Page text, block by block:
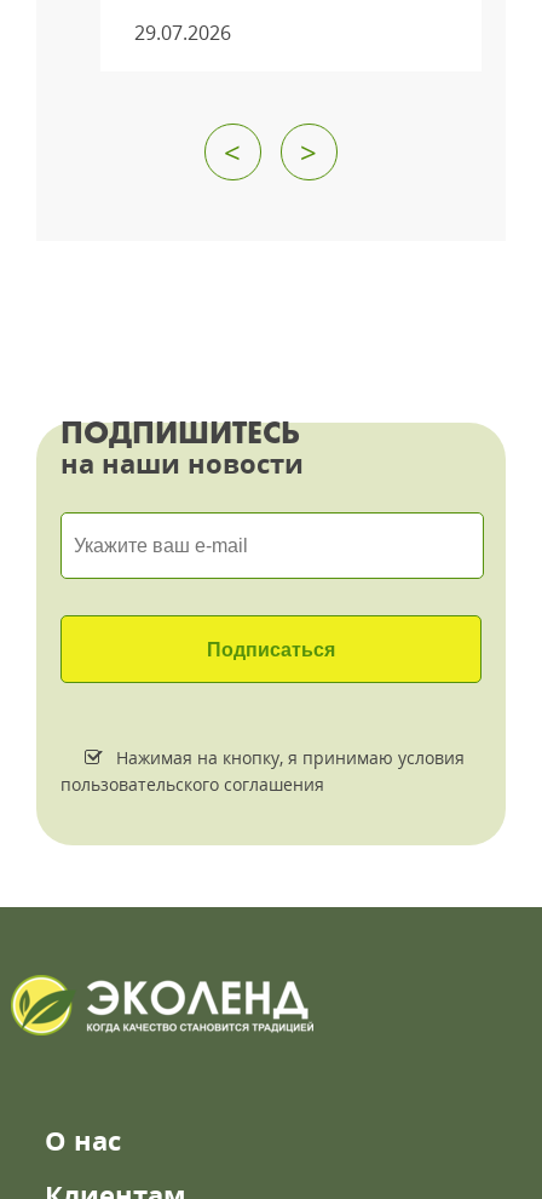
29.07.2026
< >
ПОДПИШИТЕСЬ
на наши новости
Нажимая на кнопку, я принимаю условия
пользовательского соглашения
О нас